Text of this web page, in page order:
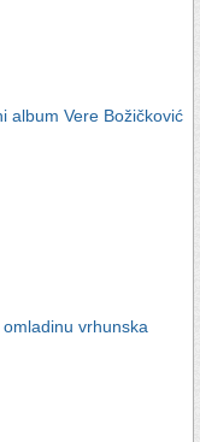
album Vere Božičković
omladinu vrhunska